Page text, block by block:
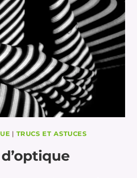
| TRUCS ET ASTUCES